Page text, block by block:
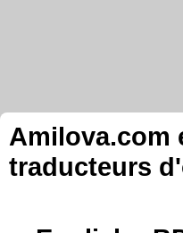
Amilova.com
traducteurs